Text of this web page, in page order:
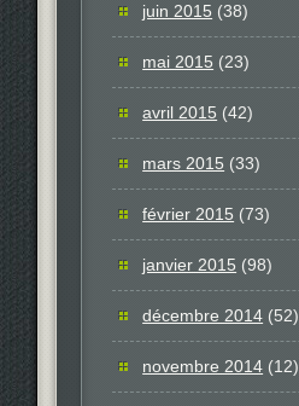
juin 2015 (38)
mai 2015 (23)
avril 2015 (42)
mars 2015 (33)
février 2015 (73)
janvier 2015 (98)
décembre 2014 (52)
novembre 2014 (12)